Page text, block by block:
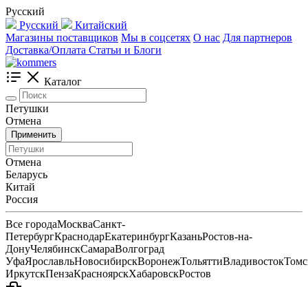
Русский
Русский
Китайский
Магазины поставщиков Мы в соцсетях О нас Для партнеров
Доставка/Оплата Статьи и Блоги
Каталог
Петушки
Отмена
Применить
Отмена
Беларусь
Китай
Россия
Все городаМоскваСанкт-
ПетербургКраснодарЕкатеринбургКазаньРостов-на-
ДонуЧелябинскСамараВолгоград
УфаЯрославльНовосибирскВоронежТольяттиВладивосток
ИркутскПензаКрасноярскХабаровскРостов